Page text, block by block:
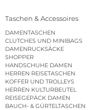
Taschen & Accessoires
DAMENTASCHEN
CLUTCHES UND MINIBAGS
DAMENRUCKSÄCKE
SHOPPER
HANDSCHUHE DAMEN
HERREN REISETASCHEN
KOFFER UND TROLLEYS
HERREN KULTURBEUTEL
REISEGEPÄCK DAMEN
BAUCH- & GÜRTELTASCHEN